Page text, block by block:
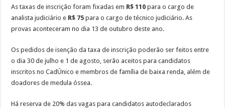
As taxas de inscrição foram fixadas em R$ 110 para o cargo de
analista judiciário e R$ 75 para o cargo de técnico judiciário. As
provas aconteceram no dia 13 de outubro deste ano.
Os pedidos de isenção da taxa de inscrição poderão ser feitos entre
o dia 30 de julho e 1 de agosto, serão aceitos para candidatos
inscritos no CadÚnico e membros de família de baixa renda, além de
doadores de medula óssea.
Há reserva de 20% das vagas para candidatos autodeclarados